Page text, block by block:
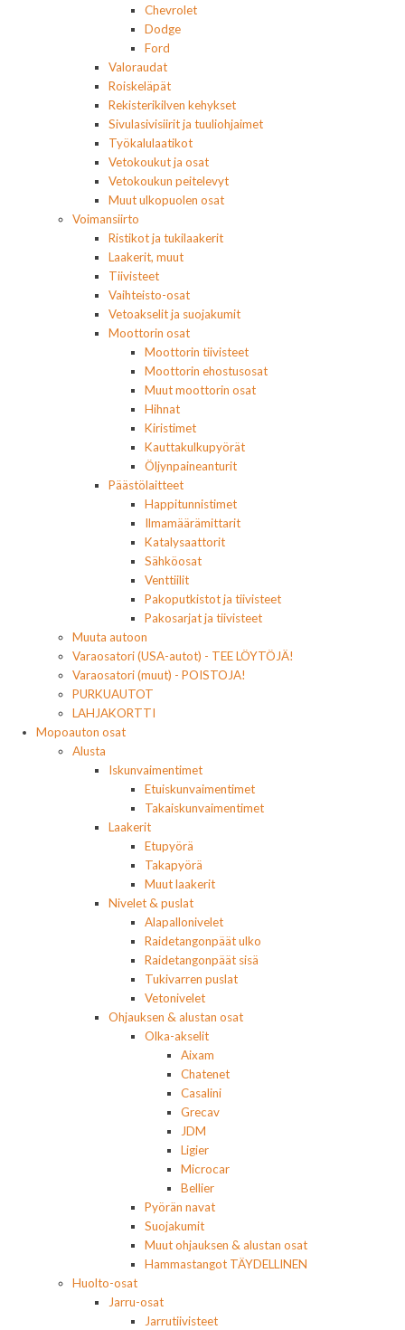
Chevrolet
Dodge
Ford
Valoraudat
Roiskeläpät
Rekisterikilven kehykset
Sivulasivisiirit ja tuuliohjaimet
Työkalulaatikot
Vetokoukut ja osat
Vetokoukun peitelevyt
Muut ulkopuolen osat
Voimansiirto
Ristikot ja tukilaakerit
Laakerit, muut
Tiivisteet
Vaihteisto-osat
Vetoakselit ja suojakumit
Moottorin osat
Moottorin tiivisteet
Moottorin ehostusosat
Muut moottorin osat
Hihnat
Kiristimet
Kauttakulkupyörät
Öljynpaineanturit
Päästölaitteet
Happitunnistimet
Ilmamäärämittarit
Katalysaattorit
Sähköosat
Venttiilit
Pakoputkistot ja tiivisteet
Pakosarjat ja tiivisteet
Muuta autoon
Varaosatori (USA-autot) - TEE LÖYTÖJÄ!
Varaosatori (muut) - POISTOJA!
PURKUAUTOT
LAHJAKORTTI
Mopoauton osat
Alusta
Iskunvaimentimet
Etuiskunvaimentimet
Takaiskunvaimentimet
Laakerit
Etupyörä
Takapyörä
Muut laakerit
Nivelet & puslat
Alapallonivelet
Raidetangonpäät ulko
Raidetangonpäät sisä
Tukivarren puslat
Vetonivelet
Ohjauksen & alustan osat
Olka-akselit
Aixam
Chatenet
Casalini
Grecav
JDM
Ligier
Microcar
Bellier
Pyörän navat
Suojakumit
Muut ohjauksen & alustan osat
Hammastangot TÄYDELLINEN
Huolto-osat
Jarru-osat
Jarrutiivisteet